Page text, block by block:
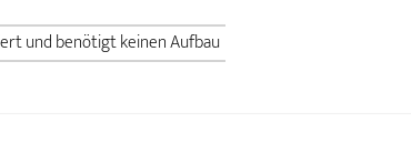
und benötigt keinen Aufbau